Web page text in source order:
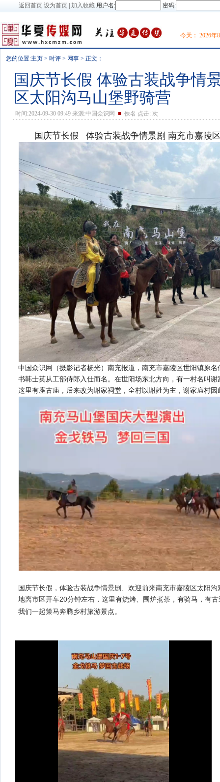
返回首页 设为首页| 加入收藏用户名: 密码:
今天： 2026年
您的位置:主页 > 时评 > 网事 > 正文：
国庆节长假 体验古装战争情
区太阳沟马山堡野骑营
时间:2024-09-30 09:49 来源:中国众识网 ■佚名 点击: 次
国庆节长假 体验古装战争情景剧 南充市嘉陵
中国众识网（摄影记者杨光）南充报道，南充市嘉陵区世阳镇原
书韩士英从工部侍郎入仕而名。在世阳场东北方向，有一村名叫
这里有座古庙，后来改为谢家祠堂，全村以谢姓为主，谢家庙村因
国庆节长假，体验古装战争情景剧、欢迎前来南充市嘉陵区太阳
地离市区开车20分钟左右，这里有烧烤、围炉煮茶，有骑马，有
我们一起策马奔腾乡村旅游景点。